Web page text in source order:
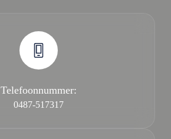
Telefoonnummer:
0487-517317